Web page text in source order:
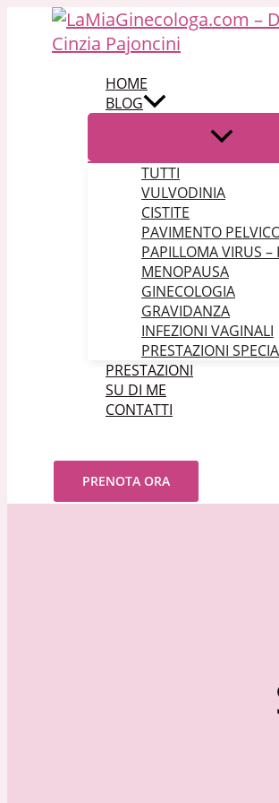
Vai al contenuto
HOME
BLOG
TUTTI
VULVODINIA
CISTITE
PAVIMENTO
PAPILLOMA VIRUS –
MENOPAUSA
GINECOLOGIA
GRAVIDANZA
INFEZIONI VAGINALI
PRESTAZIONI
PRESTAZIONI
SU DI ME
CONTATTI
PRENOTA ORA